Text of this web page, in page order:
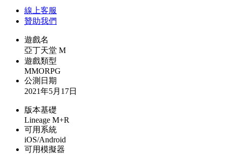
線上客服
贊助我們
遊戲名
亞丁天堂 M
遊戲類型
MMORPG
公測日期
2021年5月17日
版本基礎
Lineage M+R
可用系統
iOS/Android
可用模擬器